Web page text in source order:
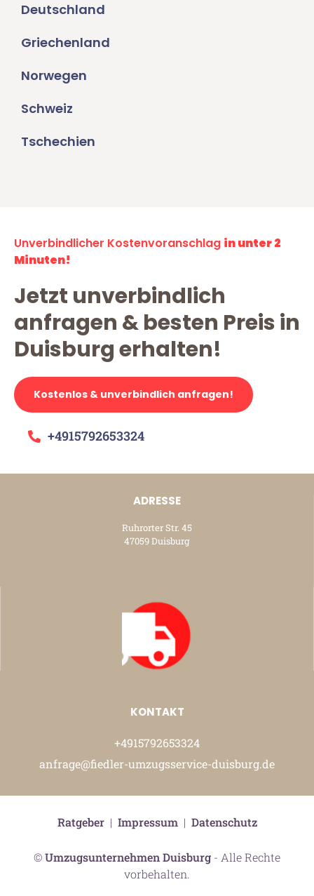
Deutschland
Griechenland
Norwegen
Schweiz
Tschechien
Unverbindlicher Kostenvoranschlag in unter 2
Minuten!
Jetzt unverbindlich
anfragen & besten Preis in
Duisburg erhalten!
Kostenlos & unverbindlich anfragen!
+4915792653324
ADRESSE
Ruhrorter Str. 45
47059 Duisburg
KONTAKT
+4915792653324
anfrage@fiedler-umzugsservice-duisburg.de
©Umzugsunternehmen Duisburg - Alle Rechte
vorbehalten.
Ratgeber| Impressum| Datenschutz